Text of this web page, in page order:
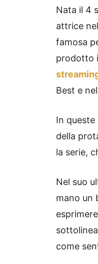
Nata il 4
attrice
famosa
prodotto
Best e
In
della
la serie,
Nel suo
mano un
come